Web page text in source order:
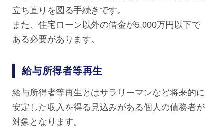
立ち直りを図る手続きです。
また、住宅ローン以外の借金が5,000万円以下で
ある必要があります。
給与所得者等再生
給与所得者等再生とはサラリーマンなど将来的に
安定した収入を得る見込みがある個人の債務者が
対象となります。